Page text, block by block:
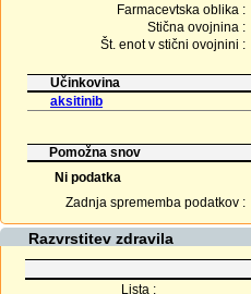
Farmacevtska oblika :
Stična ovojnina :
Št. enot v stični ovojnini :
Učinkovina
aksitinib
Pomožna snov
Ni podatka
Zadnja sprememba podatkov :
Razvrstitev zdravila
Lista :